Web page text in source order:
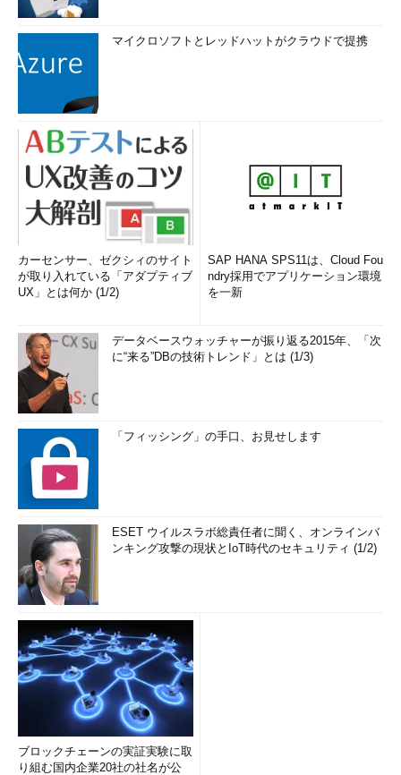
マイクロソフトとレッドハットがクラウドで提携
カーセンサー、ゼクシィのサイト
が取り入れている「アダプティブ
UX」とは何か (1/2)
SAP HANA SPS11は、Cloud Fou
ndry採用でアプリケーション環境
を一新
データベースウォッチャーが振り返る2015年、「次
に“来る”DBの技術トレンド」とは (1/3)
「フィッシング」の手口、お見せします
ESET ウイルスラボ総責任者に聞く、オンラインバ
ンキング攻撃の現状とIoT時代のセキュリティ (1/2)
ブロックチェーンの実証実験に取
り組む国内企業20社の社名が公